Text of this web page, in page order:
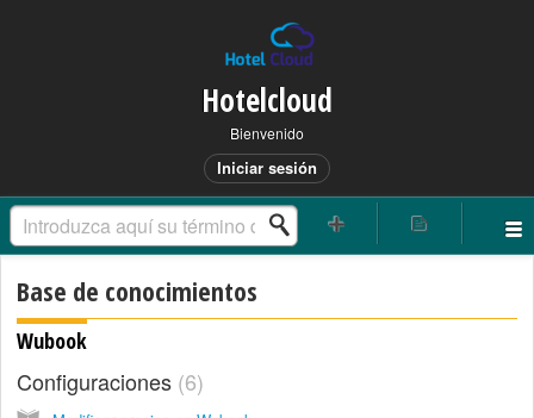
Hotelcloud
Bienvenido
Iniciar sesión
Base de conocimientos
Wubook
Configuraciones 6